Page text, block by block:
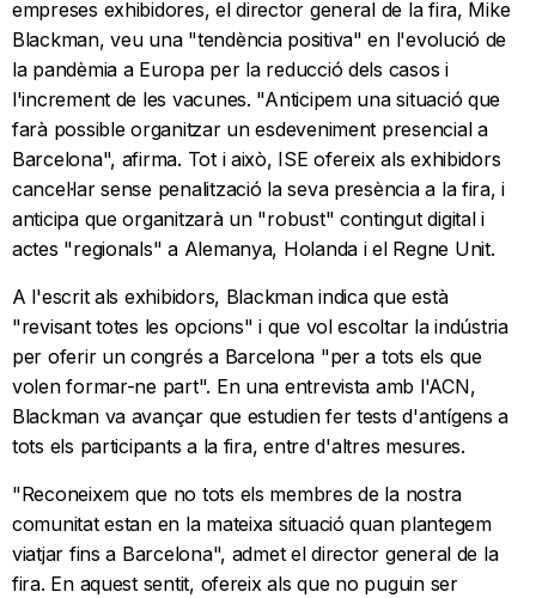
empreses exhibidores, el director general de la fira, Mike
Blackman, veu una "tendència positiva" en l'evolució de
la pandèmia a Europa per la reducció dels casos i
l'increment de les vacunes. "Anticipem una situació que
farà possible organitzar un esdeveniment presencial a
Barcelona", afirma. Tot i això, ISE ofereix als exhibidors
cancel·lar sense penalització la seva presència a la fira, i
anticipa que organitzarà un "robust" contingut digital i
actes "regionals" a Alemanya, Holanda i el Regne Unit.
A l'escrit als exhibidors, Blackman indica que està
"revisant totes les opcions" i que vol escoltar la indústria
per oferir un congrés a Barcelona "per a tots els que
volen formar-ne part". En una entrevista amb l'ACN,
Blackman va avançar que estudien fer tests d'antígens a
tots els participants a la fira, entre d'altres mesures.
"Reconeixem que no tots els membres de la nostra
comunitat estan en la mateixa situació quan plantegem
viatjar fins a Barcelona", admet el director general de la
fira. En aquest sentit, ofereix als que no puguin ser